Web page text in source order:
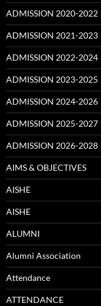
ADMISSION 2020-2022
ADMISSION 2021-2023
ADMISSION 2022-2024
ADMISSION 2023-2025
ADMISSION 2024-2026
ADMISSION 2025-2027
ADMISSION 2026-2028
AIMS & OBJECTIVES
AISHE
AISHE
ALUMNI
Alumni Association
Attendance
ATTENDANCE